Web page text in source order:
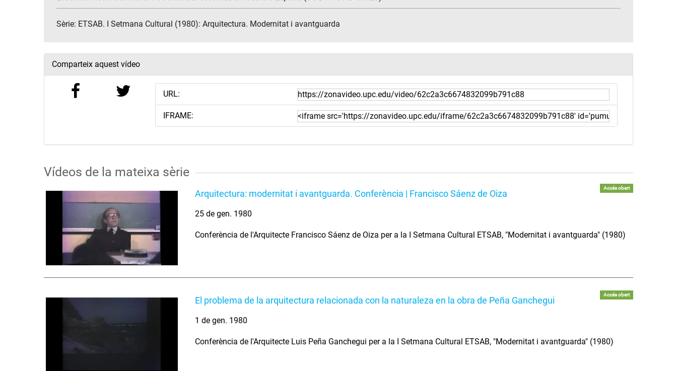
Sèrie: ETSAB. I Setmana Cultural (1980): Arquitectura. Modernitat i avantguarda
Comparteix aquest vídeo
URL:
IFRAME:
Vídeos de la mateixa sèrie
Arquitectura: modernitat i avantguarda. Conferència | Francisco Sáenz de Oiza
Accés obert
25 de gen. 1980
Conferència de l'Arquitecte Francisco Sáenz de Oiza per a la I Setmana Cultural ETSAB, "Modernitat i avantguarda" (1980)
El problema de la arquitectura relacionada con la naturaleza en la obra de Peña Ganchegui
Accés obert
1 de gen. 1980
Conferència de l'Arquitecte Luis Peña Ganchegui per a la I Setmana Cultural ETSAB, "Modernitat i avantguarda" (1980)